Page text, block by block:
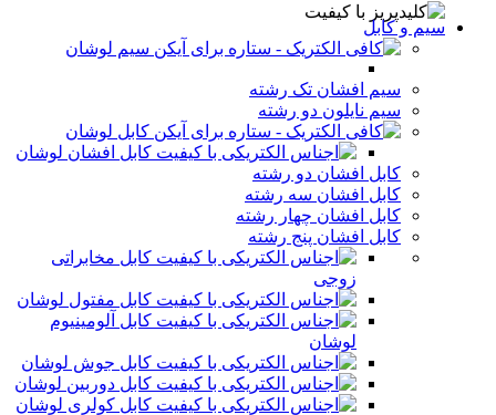
سیم و کابل
سیم لوشان
سیم افشان تک رشته
سیم نایلون دو رشته
کابل لوشان
کابل افشان لوشان
کابل افشان دو رشته
کابل افشان سه رشته
کابل افشان چهار رشته
کابل افشان پنج رشته
کابل مخابراتی
زوجی
کابل مفتول لوشان
کابل آلومینیوم
لوشان
کابل جوش لوشان
کابل دوربین لوشان
کابل کولری لوشان